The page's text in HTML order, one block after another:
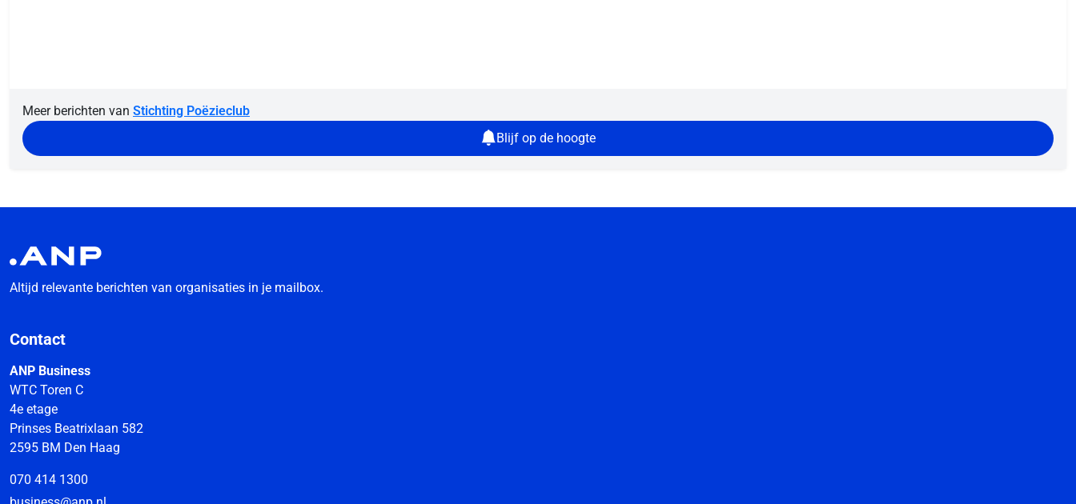
Meer berichten van Stichting Poëzieclub
Blijf op de hoogte
Altijd relevante berichten van organisaties in je mailbox.
Contact
ANP Business
WTC Toren C
4e etage
Prinses Beatrixlaan 582
2595 BM Den Haag
070 414 1300